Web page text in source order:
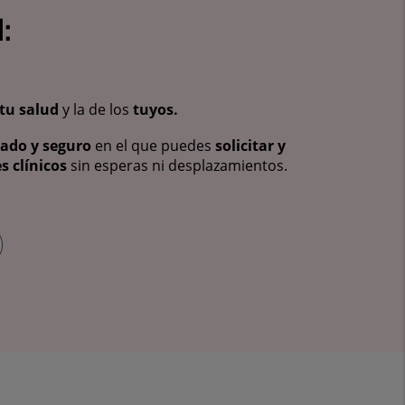
tu salud y la de los tuyos.
y seguro en el que puedes solicitar y
clínicos sin esperas ni desplazamientos.